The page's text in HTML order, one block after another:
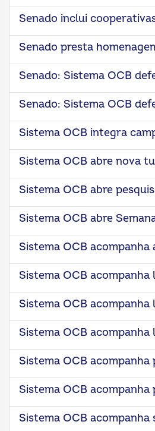
Senado inclui
Senado presta
Senado: Sistema OCB
Senado: Sistema OCB
Sistema OCB integra
Sistema OCB abre nova
Sistema OCB abre
Sistema OCB abre
Sistema OCB
Sistema OCB
Sistema OCB
Sistema OCB
Sistema OCB
Sistema OCB
Sistema OCB acompanha